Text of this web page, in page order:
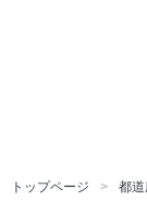
トップページ 都